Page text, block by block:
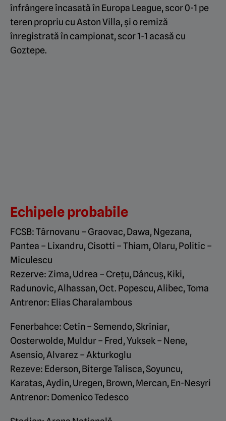
înfrângere încasată în Europa League, scor 0-1 pe
teren propriu cu Aston Villa, și o remiză
înregistrată în campionat, scor 1-1 acasă cu
Goztepe.
Echipele probabile
FCSB: Târnovanu – Graovac, Dawa, Ngezana,
Pantea – Lixandru, Cisotti – Thiam, Olaru, Politic –
Miculescu
Rezerve: Zima, Udrea – Crețu, Dâncuș, Kiki,
Radunovic, Alhassan, Oct. Popescu, Alibec, Toma
Antrenor: Elias Charalambous
Fenerbahce: Cetin – Semendo, Skriniar,
Oosterwolde, Muldur – Fred, Yuksek – Nene,
Asensio, Alvarez – Akturkoglu
Rezeve: Ederson, Biterge Talisca, Soyuncu,
Karatas, Aydin, Uregen, Brown, Mercan, En-Nesyri
Antrenor: Domenico Tedesco